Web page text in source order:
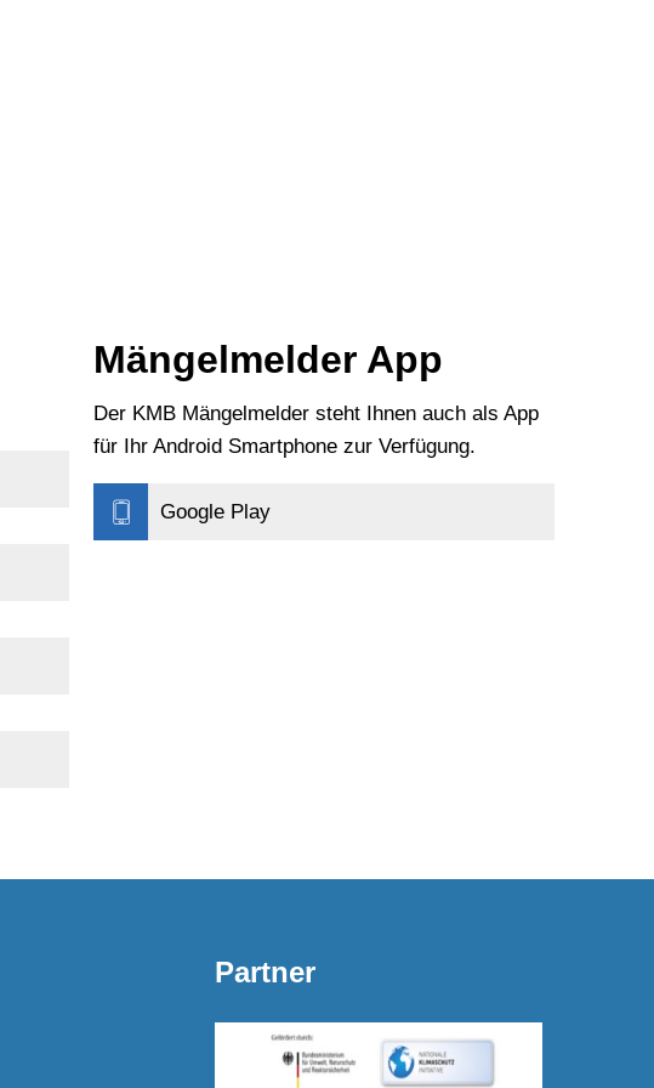
Mängelmelder App
Der KMB Mängelmelder steht Ihnen auch als App
für Ihr Android Smartphone zur Verfügung.
Google Play
Partner